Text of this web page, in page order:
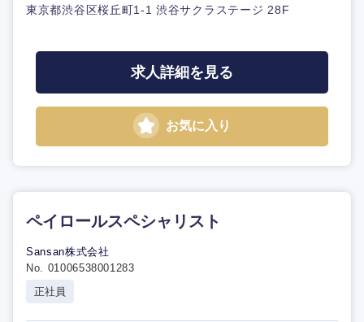
東京都渋谷区桜丘町1-1 渋谷サクラステージ 28F
求人詳細を見る
お気に入り
ペイロールスペシャリスト
Sansan株式会社
No. 01006538001283
正社員